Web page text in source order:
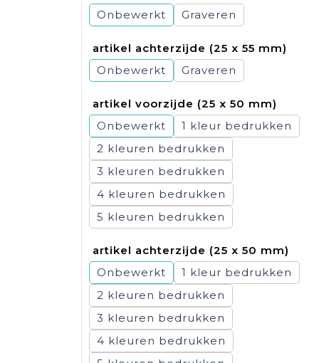
Onbewerkt
Graveren
artikel achterzijde (25 x 55 mm)
Onbewerkt
Graveren
artikel voorzijde (25 x 50 mm)
Onbewerkt
1
2
3
4
5
artikel achterzijde (25 x 50 mm)
Onbewerkt
1
2
3
4